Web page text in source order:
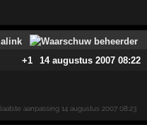
+1 14 augustus 2007 08:22
laatste aanpassing14 augustus 2007 08:23